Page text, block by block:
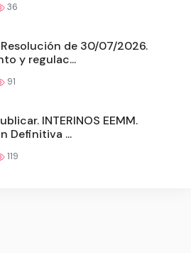
36
de 30/07/2026.
y regulac...
91
INTERINOS EEMM.
Definitiva ...
119